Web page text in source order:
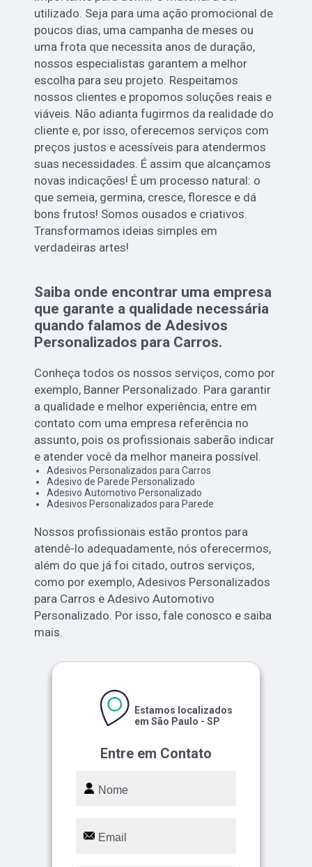
utilizado. Seja para uma ação promocional de
poucos dias, uma campanha de meses ou
uma frota que necessita anos de duração,
nossos especialistas garantem a melhor
escolha para seu projeto. Respeitamos
nossos clientes e propomos soluções reais e
viáveis. Não adianta fugirmos da realidade do
cliente e, por isso, oferecemos serviços com
preços justos e acessíveis para atendermos
suas necessidades. É assim que alcançamos
novas indicações! É um processo natural: o
que semeia, germina, cresce, floresce e dá
bons frutos! Somos ousados e criativos.
Transformamos ideias simples em
verdadeiras artes!
Saiba onde encontrar uma empresa
que garante a qualidade necessária
quando falamos de Adesivos
Personalizados para Carros.
Conheça todos os nossos serviços, como por
exemplo, Banner Personalizado. Para garantir
a qualidade e melhor experiência, entre em
contato com uma empresa referência no
assunto, pois os profissionais saberão indicar
e atender você da melhor maneira possível.
Adesivos Personalizados para Carros
Adesivo de Parede Personalizado
Adesivo Automotivo Personalizado
Adesivos Personalizados para Parede
Nossos profissionais estão prontos para
atendê-lo adequadamente, nós oferecermos,
além do que já foi citado, outros serviços,
como por exemplo, Adesivos Personalizados
para Carros e Adesivo Automotivo
Personalizado. Por isso, fale conosco e saiba
mais.
Entre em Contato
Estamos localizados
em São Paulo - SP